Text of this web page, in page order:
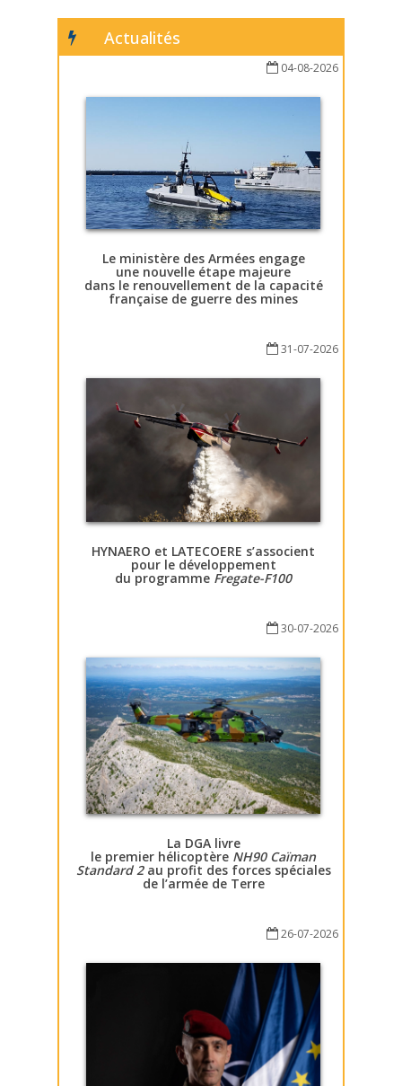
Actualités
04-08-2026
Le ministère des Armées engage
une nouvelle étape majeure
dans le renouvellement de la capacité
française de guerre des mines
31-07-2026
HYNAERO et LATECOERE s’associent
pour le développement
du programme Fregate-F100
30-07-2026
La DGA livre
le premier hélicoptère NH90 Caïman
Standard 2au profit des forces spéciales
de l’armée de Terre
26-07-2026